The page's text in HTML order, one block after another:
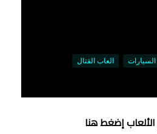
الألعابإضغط هنا